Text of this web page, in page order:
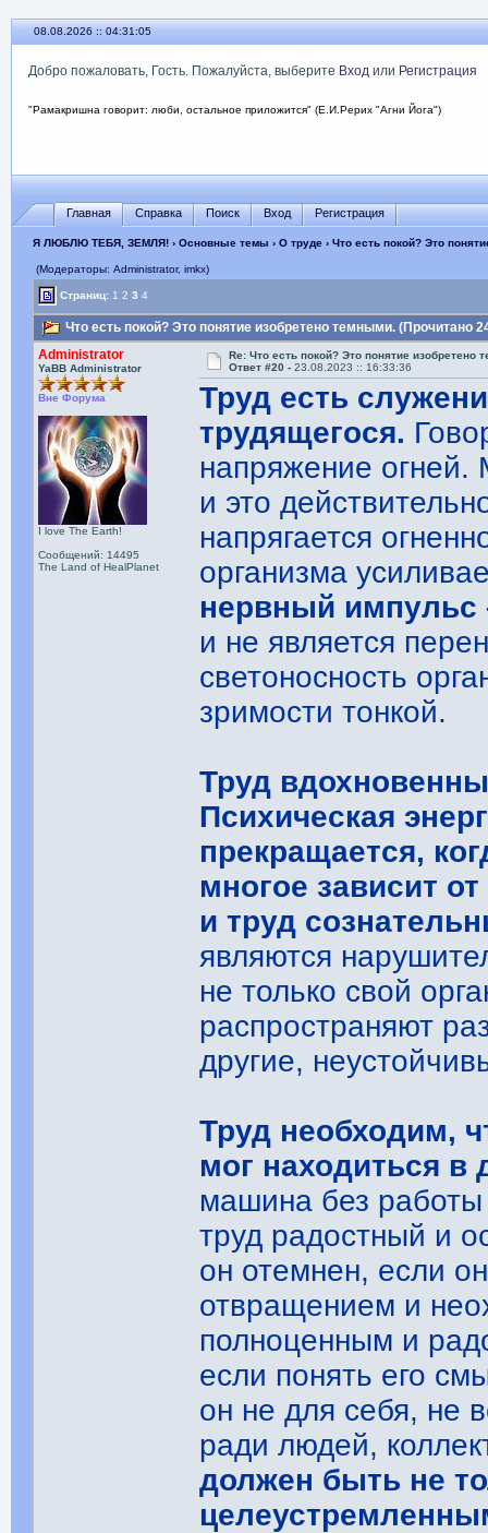
08.08.2026 :: 04:31:06
Добро пожаловать, Гость. Пожалуйста, выберите Входили Регистрация
"Рамакришна говорит: люби, остальное приложится" (Е.И.Рерих "Агни Йога")
Главная Справка Поиск Вход Регистрация
Я ЛЮБЛЮ ТЕБЯ, ЗЕМЛЯ!› Основные темы › О труде› Что есть покой? Это
(Модераторы: Administrator, imkx)
Страниц: 1 2 3 4
Что есть покой? Это понятие изобретено темными. (Прочитано
Administrator
YaBB Administrator
Вне Форума
I love The Earth!
Сообщений: 14495
The Land of HealPlanet
Re: Что есть покой? Это понятие изобретено
Ответ #20 -23.08.2023 :: 16:33:36
Труд есть
трудящегося.
напряжение огней.
и это
напрягается
организма
нервный импульс
и не является
светоносность
зримости тонкой.
Труд
Психическая
прекращается,
многое зависит
и труд
являются
не только свой
распространяют
другие,
Труд необходим,
мог находиться в
машина без
труд радостный и
он отемнен, если
отвращением и
полноценным и
если понять его
он не для себя, не
ради людей,
должен быть не